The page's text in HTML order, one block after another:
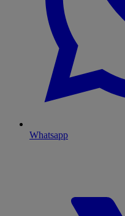
Whatsapp